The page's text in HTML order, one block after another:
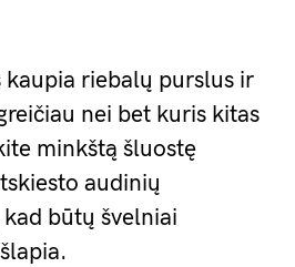
riebalų purslus ir
nei bet kuris kitas
minkštą šluostę
audinių
būtų švelniai